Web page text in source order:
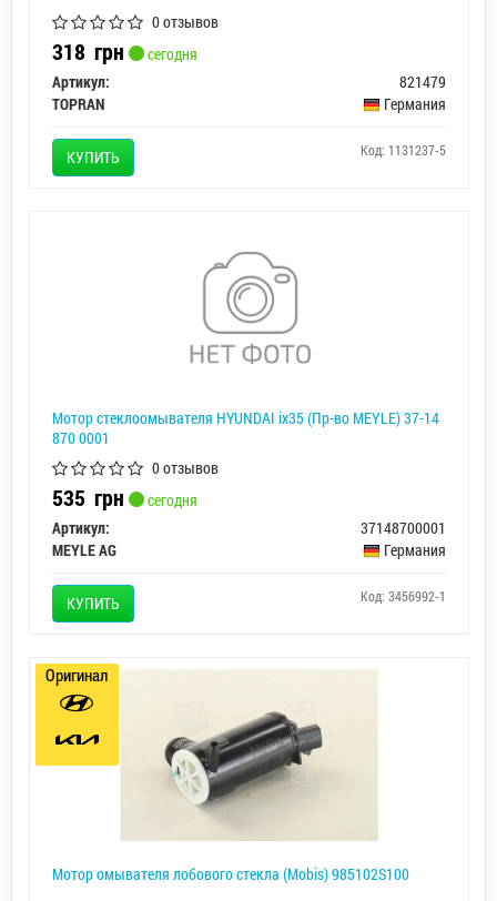
0 отзывов
318 грн
сегодня
Артикул:
821479
TOPRAN
Германия
КУПИТЬ Код: 1131237-5
Мотор стеклоомывателя HYUNDAI ix35 (Пр-во MEYLE) 37-14
870 0001
0 отзывов
535 грн
сегодня
Артикул:
37148700001
MEYLE AG
Германия
КУПИТЬ Код: 3456992-1
Мотор омывателя лобового стекла (Mobis) 985102S100
Оригинал